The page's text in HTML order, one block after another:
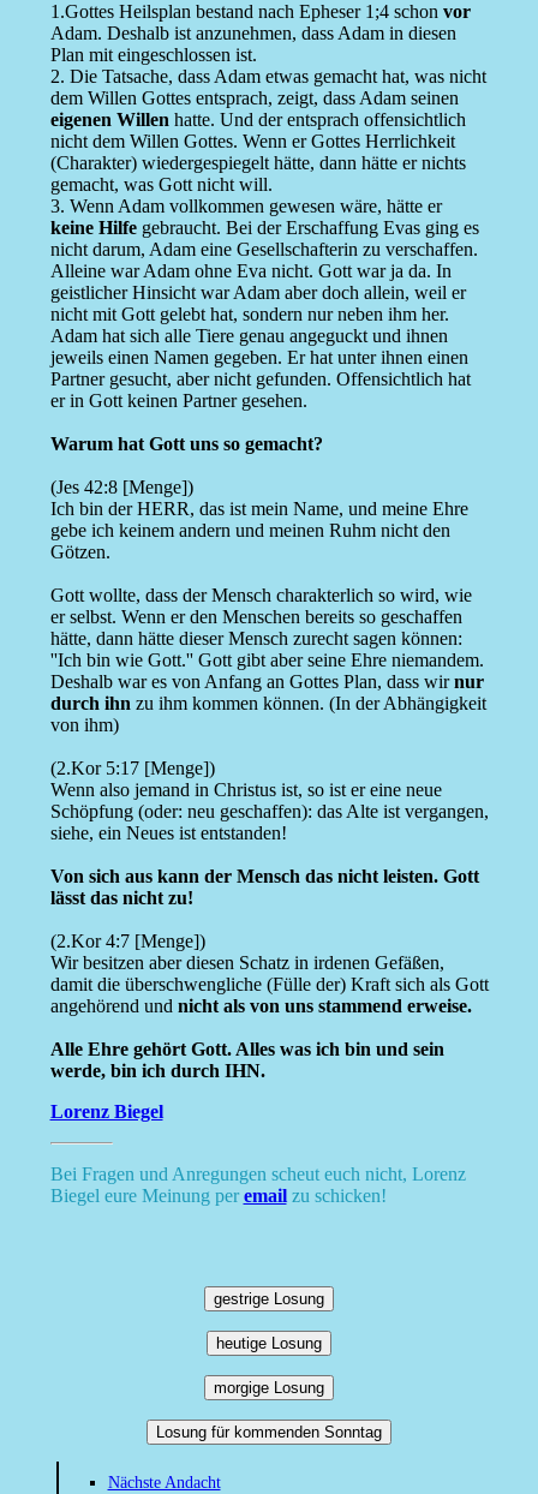
1.Gottes Heilsplan bestand nach Epheser 1;4 schon vor
Adam. Deshalb ist anzunehmen, dass Adam in diesen
Plan mit eingeschlossen ist.
2. Die Tatsache, dass Adam etwas gemacht hat, was nicht
dem Willen Gottes entsprach, zeigt, dass Adam seinen
eigenen Willen hatte. Und der entsprach offensichtlich
nicht dem Willen Gottes. Wenn er Gottes Herrlichkeit
(Charakter) wiedergespiegelt hätte, dann hätte er nichts
gemacht, was Gott nicht will.
3. Wenn Adam vollkommen gewesen wäre, hätte er
keine Hilfegebraucht. Bei der Erschaffung Evas ging es
nicht darum, Adam eine Gesellschafterin zu verschaffen.
Alleine war Adam ohne Eva nicht. Gott war ja da. In
geistlicher Hinsicht war Adam aber doch allein, weil er
nicht mit Gott gelebt hat, sondern nur neben ihm her.
Adam hat sich alle Tiere genau angeguckt und ihnen
jeweils einen Namen gegeben. Er hat unter ihnen einen
Partner gesucht, aber nicht gefunden. Offensichtlich hat
er in Gott keinen Partner gesehen.
Warum hat Gott uns so gemacht?
(Jes 42:8 [Menge])
Ich bin der HERR, das ist mein Name, und meine Ehre
gebe ich keinem andern und meinen Ruhm nicht den
Götzen.
Gott wollte, dass der Mensch charakterlich so wird, wie
er selbst. Wenn er den Menschen bereits so geschaffen
hätte, dann hätte dieser Mensch zurecht sagen können:
''Ich bin wie Gott.'' Gott gibt aber seine Ehre niemandem.
Deshalb war es von Anfang an Gottes Plan, dass wirnur
durch ihn zu ihm kommen können. (In der Abhängigkeit
von ihm)
(2.Kor 5:17 [Menge])
Wenn also jemand in Christus ist, so ist er eine neue
Schöpfung (oder: neu geschaffen): das Alte ist vergangen,
siehe, ein Neues ist entstanden!
Von sich aus kann der Mensch das nicht leisten. Gott
lässt das nicht zu!
(2.Kor 4:7 [Menge])
Wir besitzen aber diesen Schatz in irdenen Gefäßen,
damit die überschwengliche (Fülle der) Kraft sich als Gott
angehörend und nicht als von uns stammend erweise.
Alle Ehre gehört Gott. Alles was ich bin und sein
werde, bin ich durch IHN.
Lorenz Biegel
Bei Fragen und Anregungen scheut euch nicht, Lorenz
Biegel eure Meinung peremailzu schicken!
gestrige Losung
heutige Losung
morgige Losung
Losung für kommenden Sonntag
Nächste Andacht